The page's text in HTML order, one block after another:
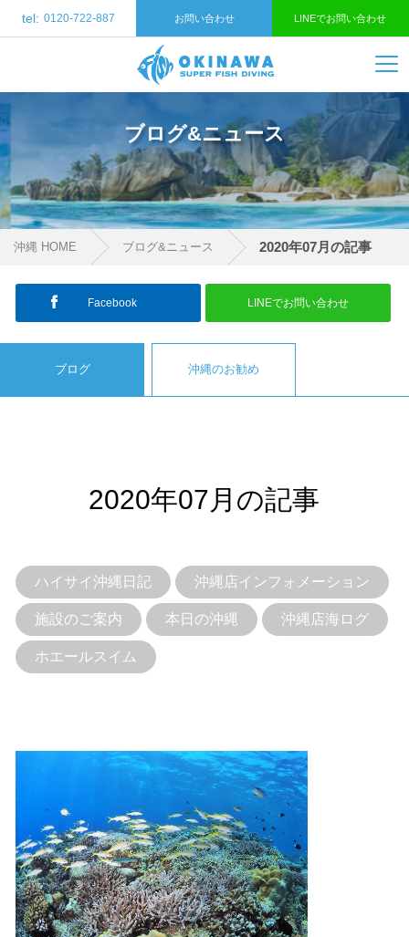
tel: 0120-722-887 お問い合わせ LINEでお問い合わせ
ブログ&ニュース
沖縄 HOME ブログ&ニュース 2020年07月の記事
ブログ 沖縄のお勧め
2020年07月の記事
ハイサイ沖縄日記 沖縄店インフォメーション
施設のご案内 本日の沖縄 沖縄店海ログ
ホエールスイム
Facebook LINEでお問い合わせ